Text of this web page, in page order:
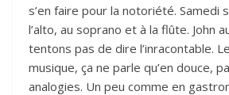
s’en faire pour la notoriété. Samedi
l’alto, au soprano et à la flûte. John
tentons pas de dire l’inracontable.
musique, ça ne parle qu’en douce,
analogies. Un peu comme en